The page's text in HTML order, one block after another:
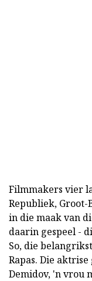
Filmmakers vier
Republiek, Groot-
in die maak van
daarin gespeel -
So, die
Rapas. Die
Demidov, 'n vrou